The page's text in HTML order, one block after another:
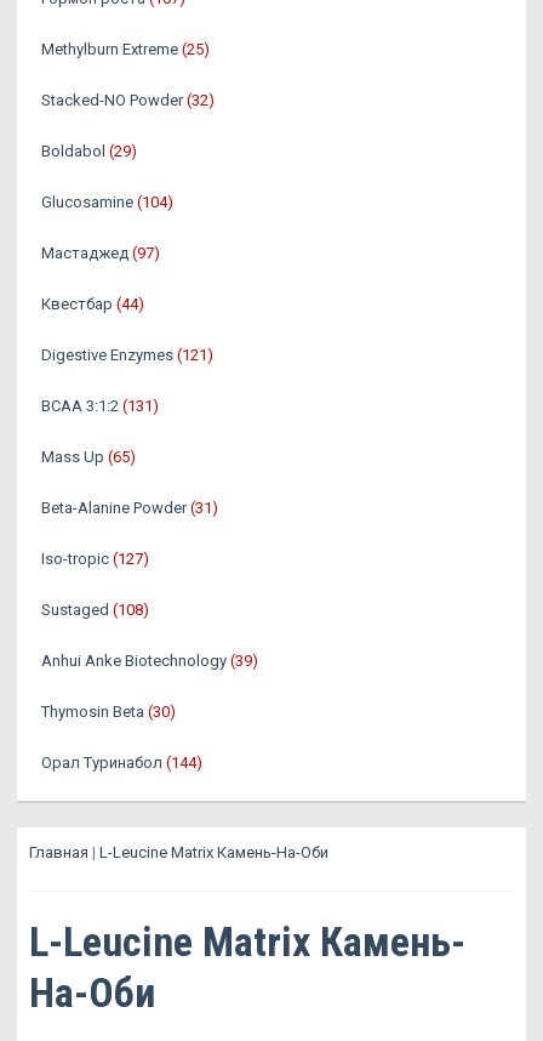
Methylburn Extreme (25)
Stacked-NO Powder (32)
Boldabol (29)
Glucosamine (104)
Мастаджед (97)
Квестбар (44)
Digestive Enzymes (121)
BCAA 3:1:2 (131)
Mass Up (65)
Beta-Alanine Powder (31)
Iso-tropic (127)
Sustaged (108)
Anhui Anke Biotechnology (39)
Thymosin Beta (30)
Орал Туринабол (144)
Главная | L-Leucine Matrix Камень-На-Оби
L-Leucine Matrix Камень-
На-Оби